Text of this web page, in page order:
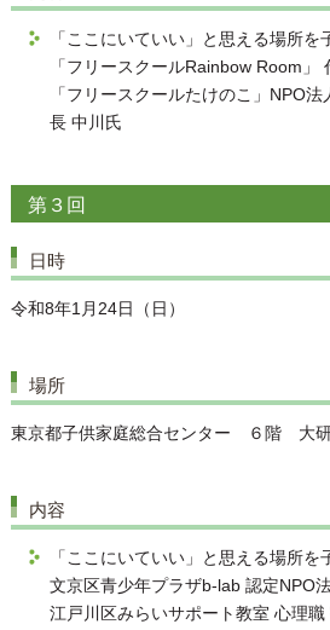
「ここにいていい」と思える場所を
「フリースクールRainbow Room」
「フリースクールたけのこ」NPO
長 中川氏
第３回
日時
令和8年1月24日（日）
場所
東京都子供家庭総合センター ６階 大
内容
「ここにいていい」と思える場所を
文京区青少年プラザb-lab 認定NPO
江戸川区みらいサポート教室 心理